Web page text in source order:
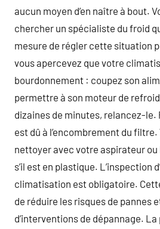
aucun moyen d’en naître à bout.
chercher un spécialiste du froid
mesure de régler cette situation
vous apercevez que votre
bourdonnement : coupez son
permettre à son moteur de
dizaines de minutes, relancez-le.
est dû à l’encombrement du
nettoyer avec votre aspirateur ou
s’il est en plastique. L’inspection
climatisation est obligatoire.
de réduire les risques de pannes
d’interventions de dépannage.